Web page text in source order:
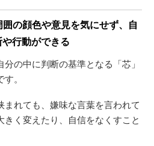
の顔色や意見を気にせず、自
行動ができる
の中に判断の基準となる「芯」
。
まれても、嫌味な言葉を言われて
きく変えたり、自信をなくすこと